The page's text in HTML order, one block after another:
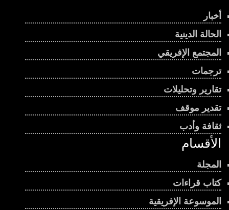
أخبار
الحالة الدينية
المجتمع الإفريقي
ترجمات
تقارير وتحليلات
تقدير موقف
ثقافة وأدب
الأقسام
المجلة
كتاب قراءات
الموسوعة الإفريقية